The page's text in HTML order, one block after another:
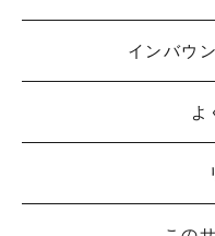
インバウ
よ